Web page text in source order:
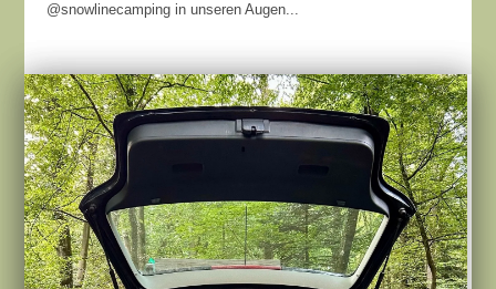
@snowlinecamping in unseren Augen...